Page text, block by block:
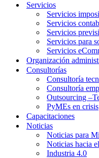
Servicios
Servicios
Servicios
Servicios
Servicios para
Servicios
Organización
Consultorías
Consultoría
Consultoría
Outsourcing
PyMEs en crisis
Capacitaciones
Noticias
Noticias para
Noticias hacia
Industria 4.0